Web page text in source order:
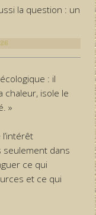
la question : un
: il
chaleur, isole le
»
seulement dans
ce qui
et ce qui